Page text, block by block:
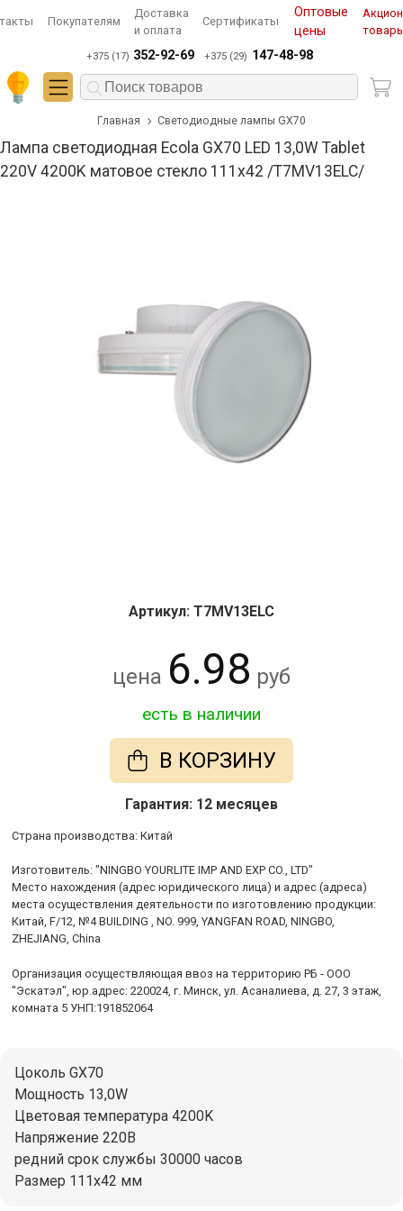
Покупателям
Доставка
и оплата
Сертификаты
Оптовые
цены
+375 (17) 352-92-69 +375 (29) 147-48-98
Главная Светодиодные лампы GX70
Лампа светодиодная Ecola GX70 LED 13,0W Tablet
220V 4200K матовое стекло 111x42 /T7MV13ELC/
Артикул: T7MV13ELC
цена 6.98 руб
есть в наличии
В КОРЗИНУ
Гарантия: 12 месяцев
Cтрана производства: Китай
Изготовитель: "NINGBO YOURLITE IMP AND EXP CO., LTD"
Место нахождения (адрес юридического лица) и адрес (адреса)
места осуществления деятельности по изготовлению продукции:
Китай, F/12, №4 BUILDING , NO. 999, YANGFAN ROAD, NINGBO,
ZHEJIANG, China
Организация осуществляющая ввоз на территорию РБ - ООО
"Эскатэл", юр.адрес: 220024, г. Минск, ул. Асаналиева, д. 27, 3 этаж,
комната 5 УНП:191852064
Цоколь GX70
Мощность 13,0W
Цветовая температура 4200K
Напряжение 220В
редний срок службы 30000 часов
Размер 111x42 мм